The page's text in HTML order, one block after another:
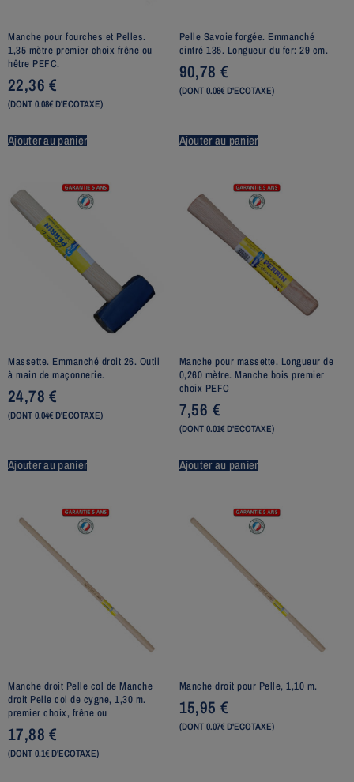
Manche pour fourches et Pelles.
1,35 mètre premier choix frêne ou
hêtre PEFC.
22,36€
(DONT 0.08€ D'ECOTAXE)
Ajouter au panier
Pelle Savoie forgée. Emmanché
cintré 135. Longueur du fer: 29 cm.
90,78 €
(DONT 0.06€ D'ECOTAXE)
Ajouter au panier
Massette. Emmanché droit 26. Outil
à main de maçonnerie.
24,78€
(DONT 0.04€ D'ECOTAXE)
Ajouter au panier
Manche pour massette. Longueur de
0,260 mètre. Manche bois premier
choix PEFC
7,56 €
(DONT 0.01€ D'ECOTAXE)
Ajouter au panier
Manche droit Pelle col de Manche
droit Pelle col de cygne, 1,30 m.
premier choix, frêne ou
17,88€
(DONT 0.1€ D'ECOTAXE)
Manche droit pour Pelle, 1,10 m.
15,95 €
(DONT 0.07€ D'ECOTAXE)